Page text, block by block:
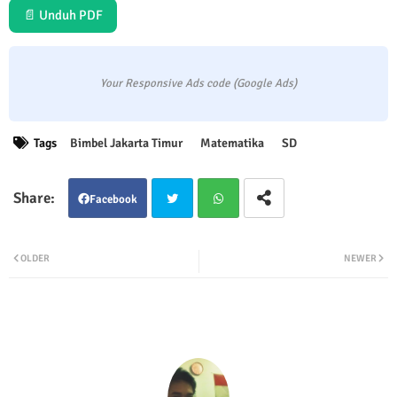
📄 Unduh PDF
Your Responsive Ads code (Google Ads)
Tags Bimbel Jakarta Timur Matematika SD
Facebook
NEWER
OLDER